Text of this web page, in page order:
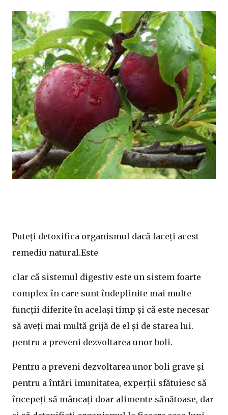
Puteți detoxifica organismul dacă faceți acest
remediu natural.Este
clar că sistemul digestiv este un sistem foarte
complex în care sunt îndeplinite mai multe
funcții diferite în același timp și că este necesar
să aveți mai multă grijă de el și de starea lui.
pentru a preveni dezvoltarea unor boli.
Pentru a preveni dezvoltarea unor boli grave și
pentru a întări imunitatea, experții sfătuiesc să
începeți să mâncați doar alimente sănătoase, dar